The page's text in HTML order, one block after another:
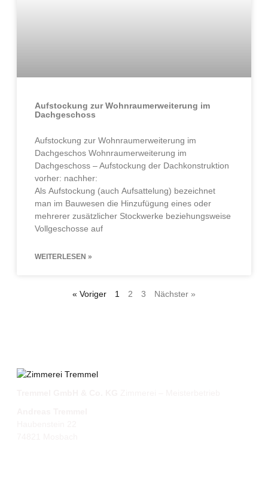
Aufstockung zur Wohnraumerweiterung im
Dachgeschoss
Aufstockung zur Wohnraumerweiterung im
Dachgeschos Wohnraumerweiterung im
Dachgeschoss – Aufstockung der Dachkonstruktion
vorher: nachher:
Als Aufstockung (auch Aufsattelung) bezeichnet
man im Bauwesen die Hinzufügung eines oder
mehrerer zusätzlicher Stockwerke beziehungsweise
Vollgeschosse auf
WEITERLESEN »
« Voriger 1 2 3 Nächster »